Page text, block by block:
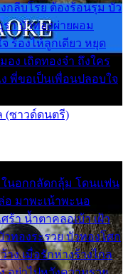
กลีบโรย ต้องร้อนรุม บัว
า บัวทองผ่ายผอม
ร้องไห้ลูกเดียว หยุด
อง เถิดทองจ๋า ถึงใคร
ง พี่ขอเป็นเพื่อนปลอบใจ
(ซาวด์ดนตรี)
ในอกกลัดกลุ้ม โดนแฟน
อ มาพะเน้าพะนอ
ร้า น้ำตาคลอเบ้า เฝ้า
ทองระรวย บัวทองโศก
าง เมื่อรักห่างร้างไกล